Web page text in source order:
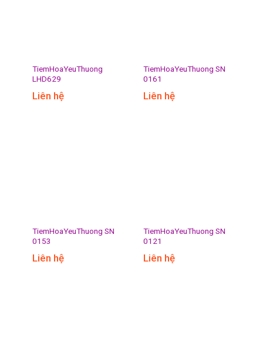
TiemHoaYeuThuong
LHD629
Liên hệ
TiemHoaYeuThuong SN
0161
Liên hệ
TiemHoaYeuThuong SN
0153
Liên hệ
TiemHoaYeuThuong SN
0121
Liên hệ